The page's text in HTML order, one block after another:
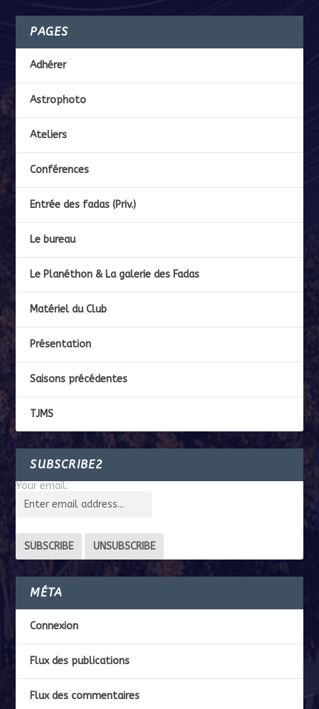
PAGES
Adhérer
Astrophoto
Ateliers
Conférences
Entrée des fadas (Priv.)
Le bureau
Le Planéthon & La galerie des Fadas
Matériel du Club
Présentation
Saisons précédentes
TJMS
SUBSCRIBE2
Your email:
MÉTA
Connexion
Flux des publications
Flux des commentaires